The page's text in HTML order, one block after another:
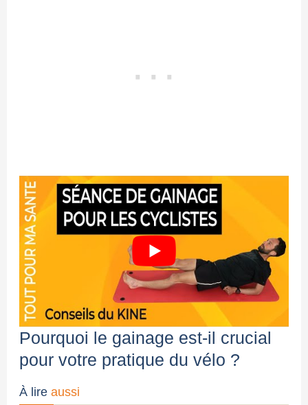
Pourquoi le gainage est-il crucial
pour votre pratique du vélo ?
À lireaussi